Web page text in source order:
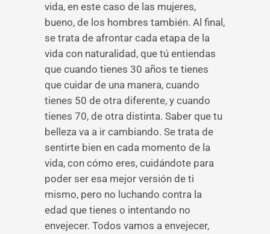
vida, en este caso de las mujeres,
bueno, de los hombres también. Al final,
se trata de afrontar cada etapa de la
vida con naturalidad, que tú entiendas
que cuando tienes 30 años te tienes
que cuidar de una manera, cuando
tienes 50 de otra diferente, y cuando
tienes 70, de otra distinta. Saber que tu
belleza va a ir cambiando. Se trata de
sentirte bien en cada momento de la
vida, con cómo eres, cuidándote para
poder ser esa mejor versión de ti
mismo, pero no luchando contra la
edad que tienes o intentando no
envejecer. Todos vamos a envejecer,